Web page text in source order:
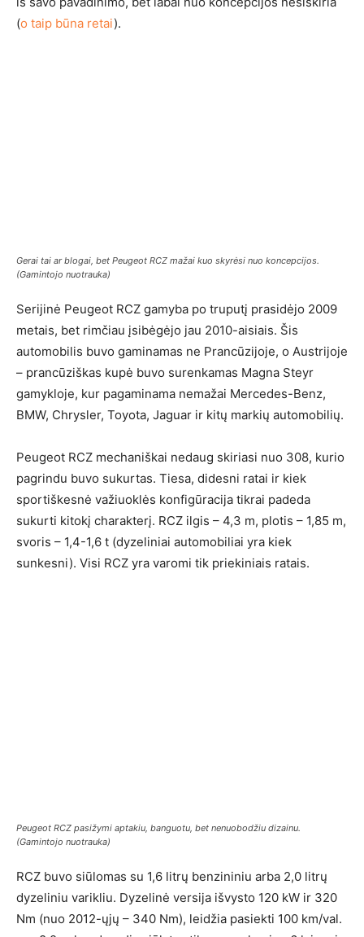
(o taip būna retai).
Gerai tai ar blogai, bet Peugeot RCZ mažai kuo skyrėsi nuo koncepcijos.
(Gamintojo nuotrauka)
Serijinė Peugeot RCZ gamyba po truputį prasidėjo 2009
metais, bet rimčiau įsibėgėjo jau 2010-aisiais. Šis
automobilis buvo gaminamas ne Prancūzijoje, o Austrijoje
– prancūziškas kupė buvo surenkamas Magna Steyr
gamykloje, kur pagaminama nemažai Mercedes-Benz,
BMW, Chrysler, Toyota, Jaguar ir kitų markių automobilių.
Peugeot RCZ mechaniškai nedaug skiriasi nuo 308, kurio
pagrindu buvo sukurtas. Tiesa, didesni ratai ir kiek
sportiškesnė važiuoklės konfigūracija tikrai padeda
sukurti kitokį charakterį. RCZ ilgis – 4,3 m, plotis – 1,85 m,
svoris – 1,4-1,6 t (dyzeliniai automobiliai yra kiek
sunkesni). Visi RCZ yra varomi tik priekiniais ratais.
Peugeot RCZ pasižymi aptakiu, banguotu, bet nenuobodžiu dizainu.
(Gamintojo nuotrauka)
RCZ buvo siūlomas su 1,6 litrų benzininiu arba 2,0 litrų
dyzeliniu varikliu. Dyzelinė versija išvysto 120 kW ir 320
Nm (nuo 2012-ųjų – 340 Nm), leidžia pasiekti 100 km/val.